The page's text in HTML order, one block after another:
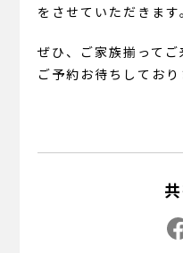
をさせていただきます
ぜひ、ご家族揃って
ご予約お待ちしており